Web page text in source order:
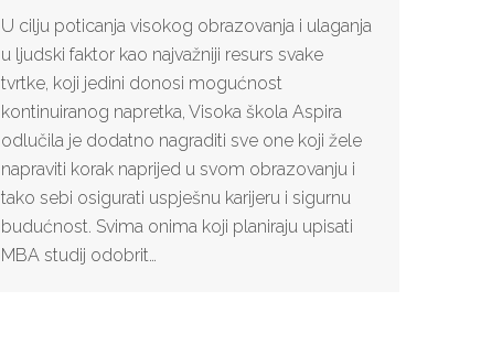
U cilju poticanja visokog obrazovanja i ulaganja
u ljudski faktor kao najvažniji resurs svake
tvrtke, koji jedini donosi mogućnost
kontinuiranog napretka, Visoka škola Aspira
odlučila je dodatno nagraditi sve one koji žele
napraviti korak naprijed u svom obrazovanju i
tako sebi osigurati uspješnu karijeru i sigurnu
budućnost. Svima onima koji planiraju upisati
MBA studij odobrit…